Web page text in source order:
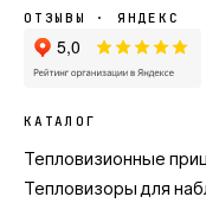
ОТЗЫВЫ · ЯНДЕКС
КАТАЛОГ
Тепловизионные
Тепловизоры для